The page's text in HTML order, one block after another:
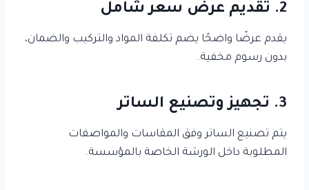
2. تقديم عرض سعر شامل
يقدم عرضًا واضحًا يضم تكلفة المواد والتركيب والضمان،
بدون رسوم مخفية.
3. تجهيز وتصنيع الساتر
يتم تصنيع الساتر وفق المقاسات والمواصفات
المطلوبة داخل الورشة الخاصة بالمؤسسة.